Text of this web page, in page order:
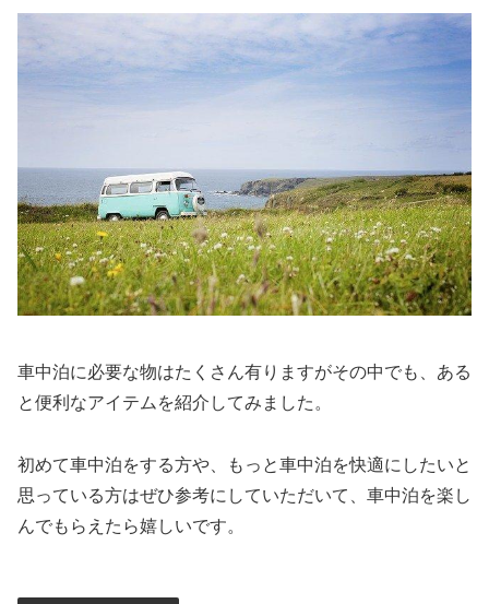
車中泊に必要な物はたくさん有りますがその中でも、ある
と便利なアイテムを紹介してみました。
初めて車中泊をする方や、もっと車中泊を快適にしたいと
思っている方はぜひ参考にしていただいて、車中泊を楽し
んでもらえたら嬉しいです。